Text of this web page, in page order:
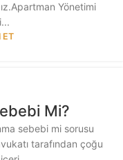
Yönetimi
ET
Mi?
sebebi mi sorusu
tarafından çoğu